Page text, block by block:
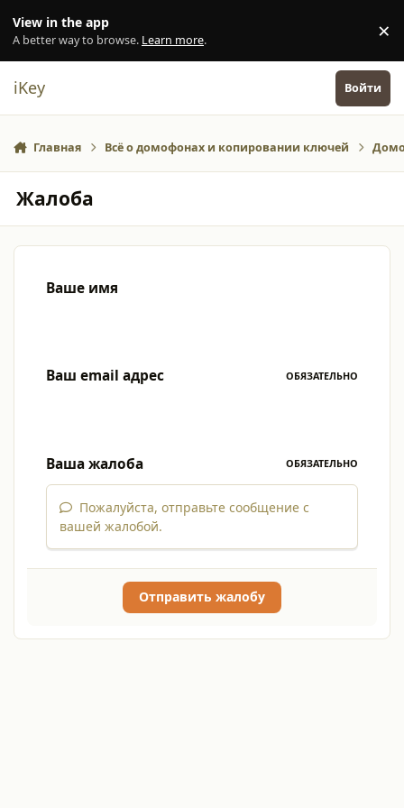
View in the app
A better way to browse. Learn more. ×
iKey Войти
Главная Всё о домофонах и копировании ключей
Жалоба
Ваше имя
Ваш email адрес ОБЯЗАТЕЛЬНО
Ваша жалоба ОБЯЗАТЕЛЬНО
Пожалуйста, отправьте сообщение с
вашей жалобой.
Отправить жалобу